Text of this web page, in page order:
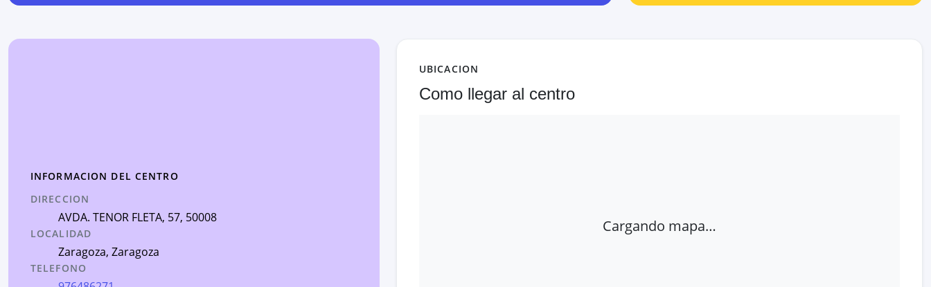
INFORMACION DEL CENTRO
DIRECCION
AVDA. TENOR FLETA, 57, 50008
LOCALIDAD
Zaragoza, Zaragoza
TELEFONO
UBICACION
Como llegar al centro
Cargando mapa…